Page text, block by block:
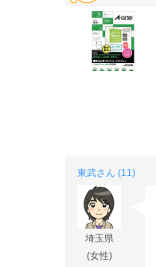
東武さん (11)
埼玉県
(女性)